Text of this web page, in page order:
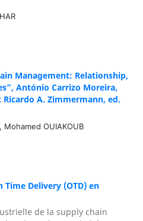
Management: Relationship,
António Carrizo Moreira,
A. Zimmermann, ed.
Mohamed OUIAKOUB
Time Delivery (OTD) en
de la supply chain